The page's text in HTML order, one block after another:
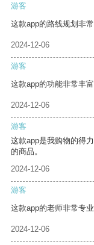
游客
这款app的路线规划非
2024-12-06
游客
这款app的功能非常丰
2024-12-06
游客
这款app是我购物的得
的商品。
2024-12-06
游客
这款app的老师非常专
2024-12-06